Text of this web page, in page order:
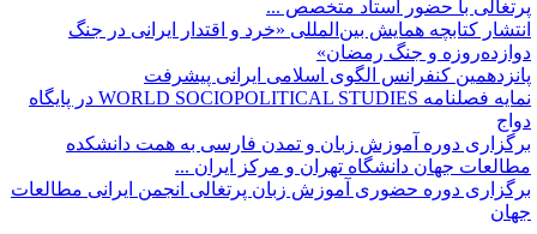
با حضور استاد متخصص ...
کتابچه همایش بین‌المللی «خرد و اقتدار ایرانی در جنگ
و جنگ رمضان»
کنفرانس الگوی اسلامی ایرانی پیشرفت
نمایه فصلنامه WORLD SOCIOPOLITICAL STUDIES ‌در پایگاه
دوره آموزش زبان و تمدن فارسی به همت دانشکده
جهان دانشگاه تهران و مرکز ایران ...
دوره حضوری آموزش زبان پرتغالی انجمن ایرانی مطالعات